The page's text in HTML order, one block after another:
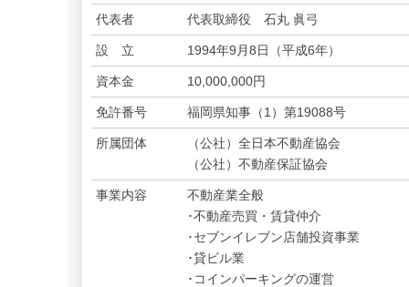
代表者 代表取締役 石丸 眞弓
設 立 1994年9月8日（平成6年）
資本金 10,000,000円
免許番号 福岡県知事（1）第19088号
所属団体
（公社）全日本不動産協会
（公社）不動産保証協会
事業内容
不動産業全般
･不動産売買・賃貸仲介
･セブンイレブン店舗投資事業
･貸ビル業
･コインパーキングの運営